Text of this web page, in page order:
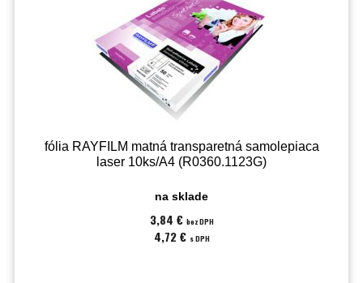
fólia RAYFILM matná transparetná samolepiaca
laser 10ks/A4 (R0360.1123G)
na sklade
3,84 € bez DPH
4,72 € s DPH